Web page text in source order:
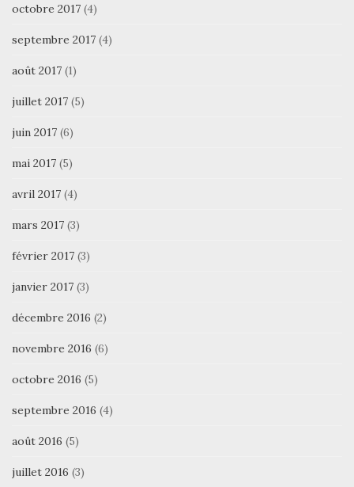
octobre 2017 (4)
septembre 2017 (4)
août 2017 (1)
juillet 2017 (5)
juin 2017 (6)
mai 2017 (5)
avril 2017 (4)
mars 2017 (3)
février 2017 (3)
janvier 2017 (3)
décembre 2016 (2)
novembre 2016 (6)
octobre 2016 (5)
septembre 2016 (4)
août 2016 (5)
juillet 2016 (3)